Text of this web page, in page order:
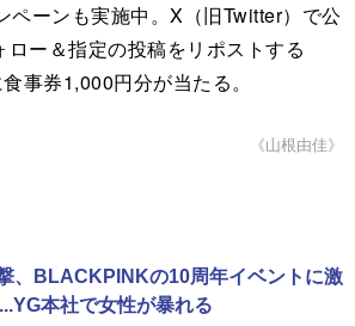
ーンも実施中。X（旧Twitter）で公
ー＆指定の投稿をリポストする
事券1,000円分が当たる。
《山根由佳》
、BLACKPINKの10周年イベントに激
本社で女性が暴れる